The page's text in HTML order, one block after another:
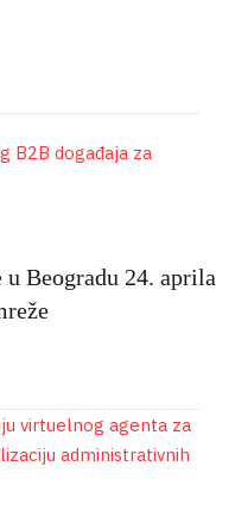
Beogradu 24. aprila